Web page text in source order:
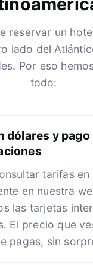
reservar un
lado del
Por eso
todo:
dólares y pago
tarifas en
en nuestra
las tarjetas
El precio que
pagas, sin